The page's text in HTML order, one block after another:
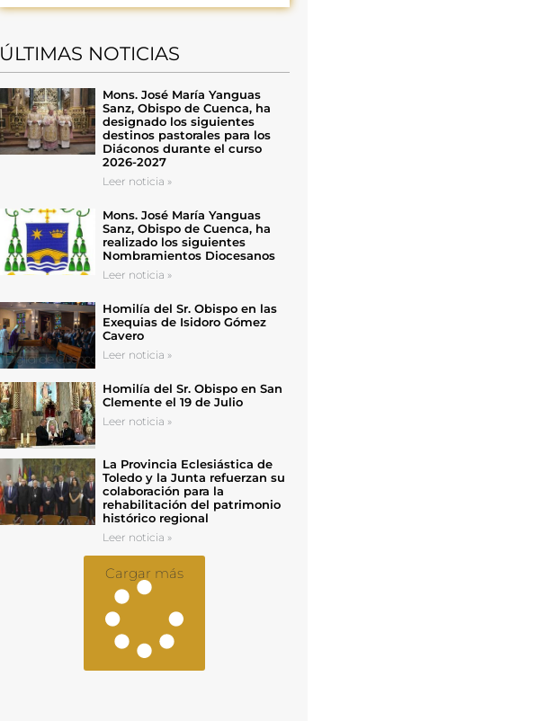
ÚLTIMAS NOTICIAS
Mons. José María Yanguas
Sanz, Obispo de Cuenca, ha
designado los siguientes
destinos pastorales para los
Diáconos durante el curso
2026-2027
Leer noticia »
Mons. José María Yanguas
Sanz, Obispo de Cuenca, ha
realizado los siguientes
Nombramientos Diocesanos
Leer noticia »
Homilía del Sr. Obispo en las
Exequias de Isidoro Gómez
Cavero
Leer noticia »
Homilía del Sr. Obispo en San
Clemente el 19 de Julio
Leer noticia »
La Provincia Eclesiástica de
Toledo y la Junta refuerzan su
colaboración para la
rehabilitación del patrimonio
histórico regional
Leer noticia »
Cargar más